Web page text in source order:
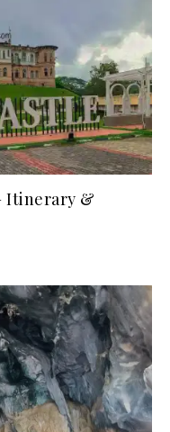
Itinerary &